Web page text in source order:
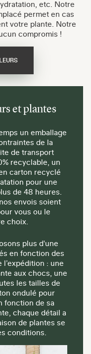
etc. Notre
permet en cas
votre plante. Notre
compromis !
et plantes
un emballage
de la
de transport
recyclable, un
carton recyclé
pour une
de 48 heures.
envois soient
vous ou le
choix.
plus d'une
en fonction des
: une
aux chocs, une
les tailles de
ondulé pour
fonction de sa
chaque détail a
de plantes se
conditions.